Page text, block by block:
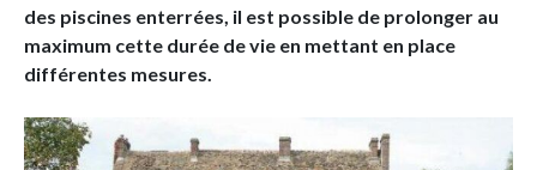
des piscines enterrées, il est possible de prolonger au
maximum cette durée de vie en mettant en place
différentes mesures.